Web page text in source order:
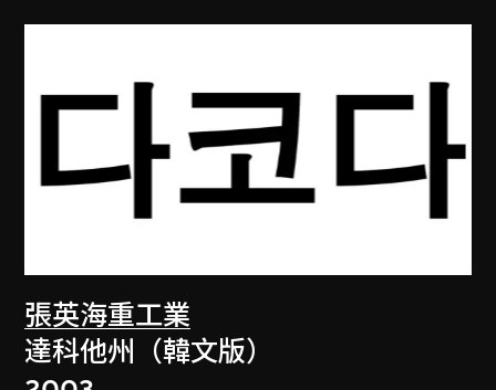
張英海重工業
達科他州（韓文版）